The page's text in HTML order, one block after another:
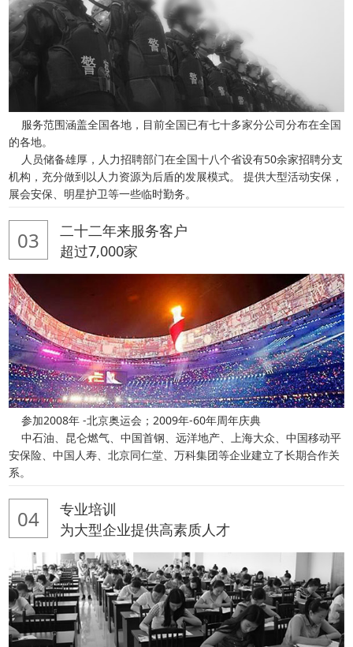
服务范围涵盖全国各地，目前全国已有七十多家分公司分布在全国
的各地。
人员储备雄厚，人力招聘部门在全国十八个省设有50余家招聘分支
机构，充分做到以人力资源为后盾的发展模式。 提供大型活动安保，
展会安保、明星护卫等一些临时勤务。
03
二十二年来服务客户
超过7,000家
参加2008年 -北京奥运会；2009年-60年周年庆典
中石油、昆仑燃气、中国首钢、远洋地产、上海大众、中国移动平
安保险、中国人寿、北京同仁堂、万科集团等企业建立了长期合作关
系。
04
专业培训
为大型企业提供高素质人才